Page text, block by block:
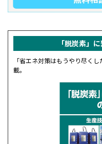
「脱炭素」
「省エネ対策はもうやり尽く
載。